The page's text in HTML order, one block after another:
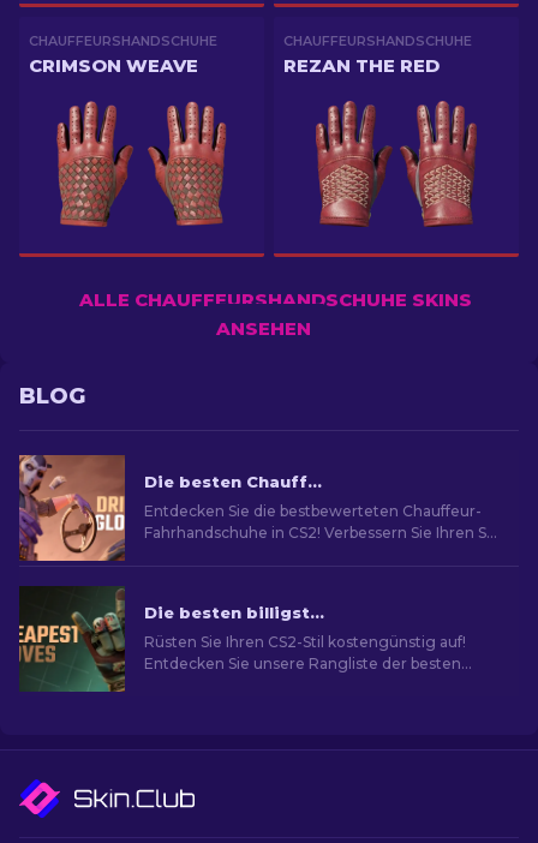
CHAUFFEURSHANDSCHUHE
CRIMSON WEAVE
CHAUFFEURSHANDSCHUHE
REZAN THE RED
ALLE CHAUFFEURSHANDSCHUHE SKINS
ANSEHEN
BLOG
Die besten Chauffeurshandschuhe in CS2: Rangliste
Entdecken Sie die bestbewerteten Chauffeur-
Fahrhandschuhe in CS2! Verbessern Sie Ihren Stil
Die besten billigsten Handschuhe in CS2: Rangliste [2026]
Rüsten Sie Ihren CS2-Stil kostengünstig auf!
Entdecken Sie unsere Rangliste der besten